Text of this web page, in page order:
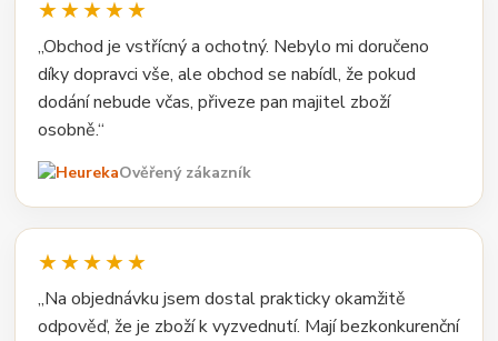
★★★★★
„Obchod je vstřícný a ochotný. Nebylo mi doručeno
díky dopravci vše, ale obchod se nabídl, že pokud
dodání nebude včas, přiveze pan majitel zboží
osobně.“
Ověřený zákazník
★★★★★
„Na objednávku jsem dostal prakticky okamžitě
odpověď, že je zboží k vyzvednutí. Mají bezkonkurenční